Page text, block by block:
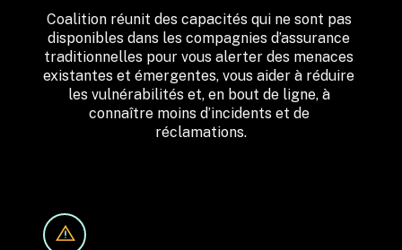
Coalition réunit des capacités qui ne sont pas
disponibles dans les compagnies d’assurance
traditionnelles pour vous alerter des menaces
existantes et émergentes, vous aider à réduire
les vulnérabilités et, en bout de ligne, à
connaître moins d’incidents et de
réclamations.